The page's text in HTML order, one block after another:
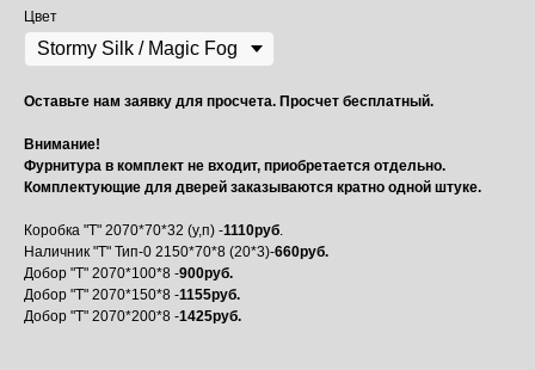
Цвет
Оставьте нам заявку для просчета. Просчет бесплатный.
Внимание!
Фурнитура в комплект не входит, приобретается отдельно.
Комплектующие для дверей заказываются кратно одной штуке.
Коробка "Т" 2070*70*32 (у,п) -1110руб.
Наличник "Т" Тип-0 2150*70*8 (20*3)-660руб.
Добор "Т" 2070*100*8 -900руб.
Добор "Т" 2070*150*8 -1155руб.
Добор "Т" 2070*200*8 -1425руб.